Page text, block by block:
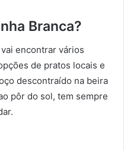
Branca?
encontrar vários
de pratos locais e
descontraído na beira
pôr do sol, tem sempre